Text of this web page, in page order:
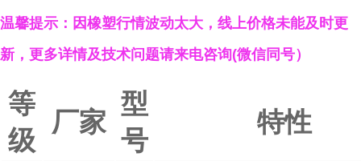
温馨提示：因橡塑行情波动太大，线上价格未能及时更
新，更多详情及技术问题请来电咨询(微信同号）
等
级
厂家
型
号
特性